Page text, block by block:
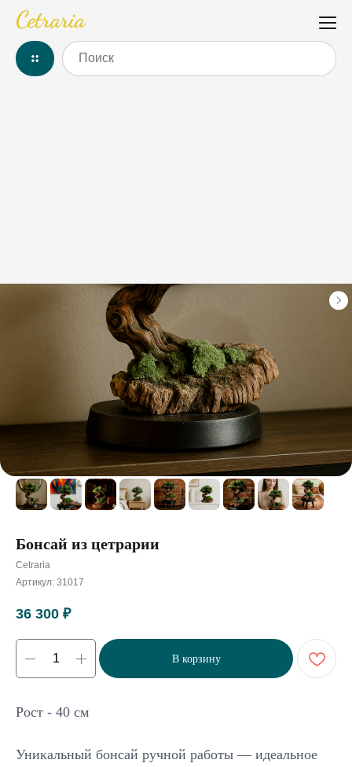
Бонсай из цетрарии
Cetraria
Артикул: 31017
36 300 ₽
В корзину
Рост - 40 см
Уникальный бонсай ручной работы — идеальное